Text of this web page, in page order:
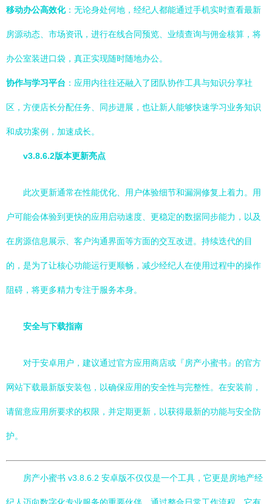
移动办公高效化：无论身处何地，经纪人都能通过手机实时查看最新
房源动态、市场资讯，进行在线合同预览、业绩查询与佣金核算，将
办公室装进口袋，真正实现随时随地办公。
协作与学习平台 ：应用内往往还融入了团队协作工具与知识分享社
区，方便店长分配任务、同步进展，也让新人能够快速学习业务知识
和成功案例，加速成长。
v3.8.6.2版本更新亮点
此次更新通常在性能优化、用户体验细节和漏洞修复上着力。用
户可能会体验到更快的应用启动速度、更稳定的数据同步能力，以及
在房源信息展示、客户沟通界面等方面的交互改进。持续迭代的目
的，是为了让核心功能运行更顺畅，减少经纪人在使用过程中的操作
阻碍，将更多精力专注于服务本身。
安全与下载指南
对于安卓用户，建议通过官方应用商店或『房产小蜜书』的官方
网站下载最新版安装包，以确保应用的安全性与完整性。在安装前，
请留意应用所要求的权限，并定期更新，以获得最新的功能与安全防
护。
房产小蜜书 v3.8.6.2 安卓版不仅仅是一个工具，它更是房地产经